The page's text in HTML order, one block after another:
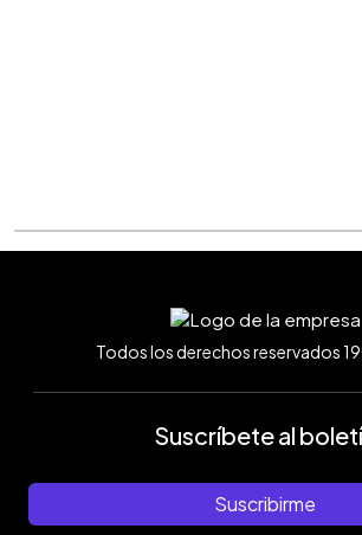
Todos los derechos reservados
Suscríbete al
Suscribirme